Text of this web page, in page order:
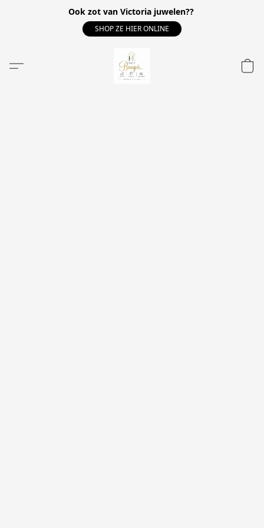
Ook zot van Victoria juwelen??
SHOP ZE HIER ONLINE